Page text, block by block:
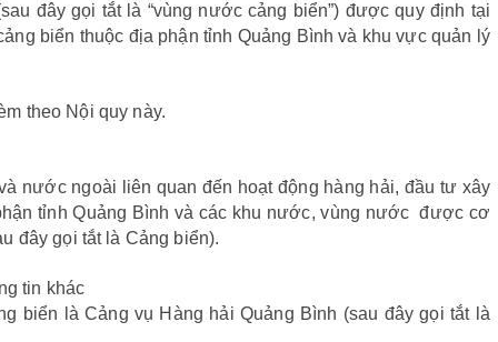
đây gọi tắt là “vùng nước cảng biển”) được quy định tại
biển thuộc địa phận tỉnh Quảng Bình và khu vực quản lý
theo Nội quy này.
ngoài liên quan đến hoạt động hàng hải, đầu tư xây
tỉnh Quảng Bình và các khu nước, vùng nước được cơ
đây gọi tắt là Cảng biển).
tin khác
biển là Cảng vụ Hàng hải Quảng Bình (sau đây gọi tắt là